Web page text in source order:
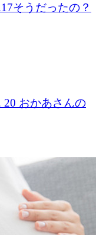
そうだったの？
おかあさんの